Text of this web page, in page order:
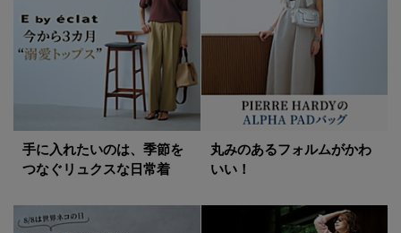
手に入れたいのは、季節を
つなぐリュクスな日常着
丸みのあるフォルムがかわ
いい！